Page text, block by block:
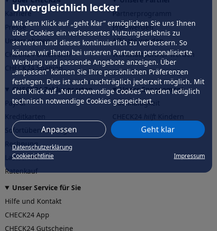
Unvergleichlich lecker
Mit dem Klick auf „geht klar” ermöglichen Sie uns Ihnen
über Cookies ein verbessertes Nutzungserlebnis zu
servieren und dieses kontinuierlich zu verbessern. So
können wir Ihnen bei unseren Partnern personalisierte
Werbung und passende Angebote anzeigen. Über
„anpassen” können Sie Ihre persönlichen Präferenzen
festlegen. Dies ist auch nachträglich jederzeit möglich. Mit
dem Klick auf „Nur notwendige Cookies” werden lediglich
technisch notwendige Cookies gespeichert.
Anpassen Geht klar
Datenschutzerklärung
Cookierichtlinie
Impressum
Karriere
Presse
Unternehmen
CHECK24 Österreich
CHECK24 Spanien
Partnerprogramm
Profi werden
Affiliate werden
Werkstattpartner werden
CHECK24 Zahlungsarten
PayPal
Sofortüberweisung
Rechnung
Lastschrift
Ratenkauf
Unser Engagement
Nachhaltigkeit
CHECK24hilftder Natur
Unser Service für Sie
Hilfe und Kontakt
CHECK24 App
CHECK24 Gutscheine